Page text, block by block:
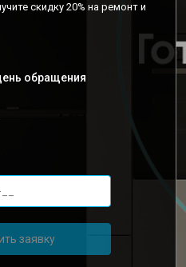
скидку 20% на ремонт и
обращения
заявку